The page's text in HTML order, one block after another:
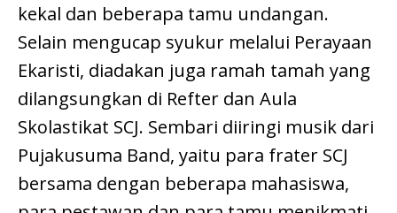
kekal dan beberapa tamu undangan.
Selain mengucap syukur melalui Perayaan
Ekaristi, diadakan juga ramah tamah yang
dilangsungkan di Refter dan Aula
Skolastikat SCJ. Sembari diiringi musik dari
Pujakusuma Band, yaitu para frater SCJ
bersama dengan beberapa mahasiswa,